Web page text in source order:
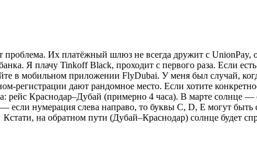
Их платёжный шлюз не всегда дружит с UnionPay,
Я плачу Tinkoff Black, проходит с первого раза. Если
в мобильном приложении FlyDubai. У меня был случай,
дают рандомное место. Если хотите
рейс Краснодар–Дубай (примерно 4 часа). В марте солнце —
если нумерация слева направо, то буквы C, D, E могут
на обратном пути (Дубай–Краснодар) солнце будет